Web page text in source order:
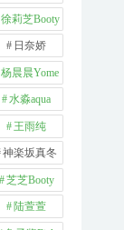
徐莉芝Booty
日奈娇
杨晨晨Yome
水淼aqua
王雨纯
神楽坂真冬
芝芝Booty
陆萱萱